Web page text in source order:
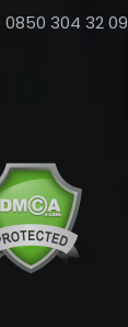
0850 304 32 09